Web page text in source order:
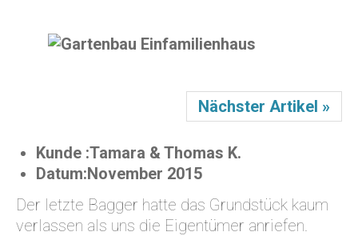
Nächster Artikel »
Kunde :Tamara & Thomas K.
Datum:November 2015
Der letzte Bagger hatte das Grundstück kaum
verlassen als uns die Eigentümer anriefen.